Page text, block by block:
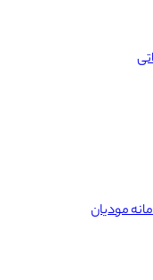
مودیان